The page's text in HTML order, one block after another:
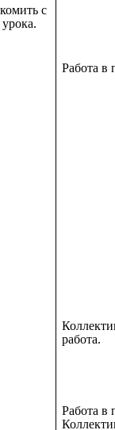
с
Работа в
работа.
Работа в